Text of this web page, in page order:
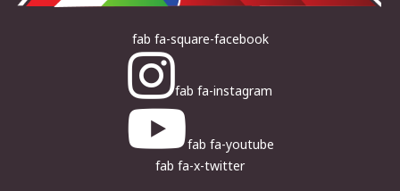
fab fa-square-facebook
fab fa-instagram
fab fa-youtube
fab fa-x-twitter